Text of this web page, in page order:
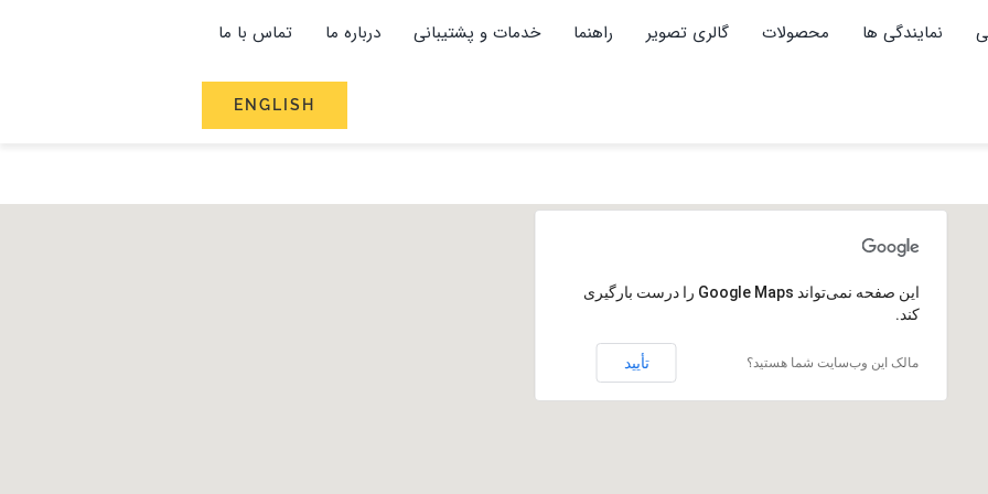
نمایندگی ها محصولات گالری تصویر راهنما خدمات و پشتیبانی درباره ما تماس با ما
ENGLISH
‏‫این صفحه نمی‌تواند Google Maps را درست بارگیری
کند.
مالک این وب‌سایت شما هستید؟ تأیید